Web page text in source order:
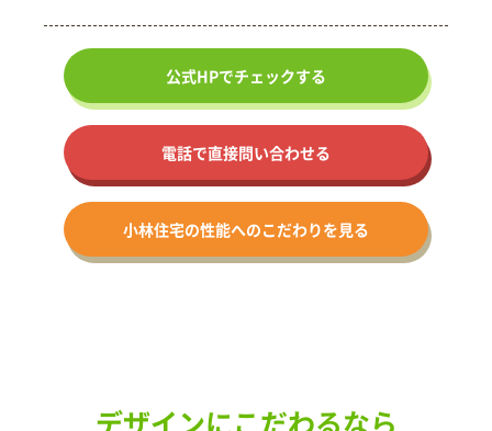
公式HPでチェックする
電話で直接問い合わせる
小林住宅の性能へのこだわりを見る
デザインにこだわるなら